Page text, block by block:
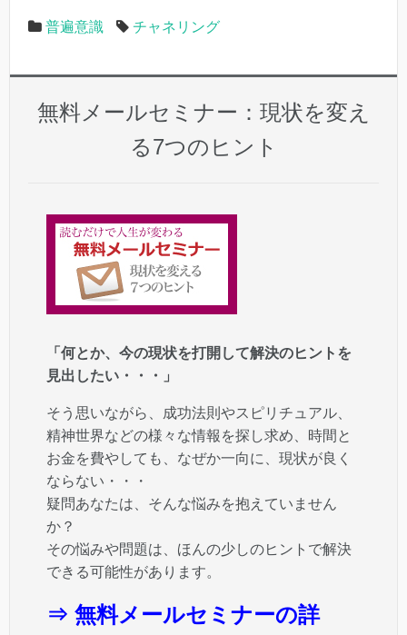
普遍意識 チャネリング
無料メールセミナー：現状を変え
る7つのヒント
「何とか、今の現状を打開して解決のヒントを
見出したい・・・」
そう思いながら、成功法則やスピリチュアル、
精神世界などの様々な情報を探し求め、時間と
お金を費やしても、なぜか一向に、現状が良く
ならない・・・
疑問あなたは、そんな悩みを抱えていません
か？
その悩みや問題は、ほんの少しのヒントで解決
できる可能性があります。
⇒ 無料メールセミナーの詳